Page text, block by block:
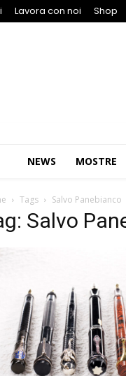
Lavora con noi Shop
NEWS MOSTRE
Tags Salvo Panebianco
Salvo